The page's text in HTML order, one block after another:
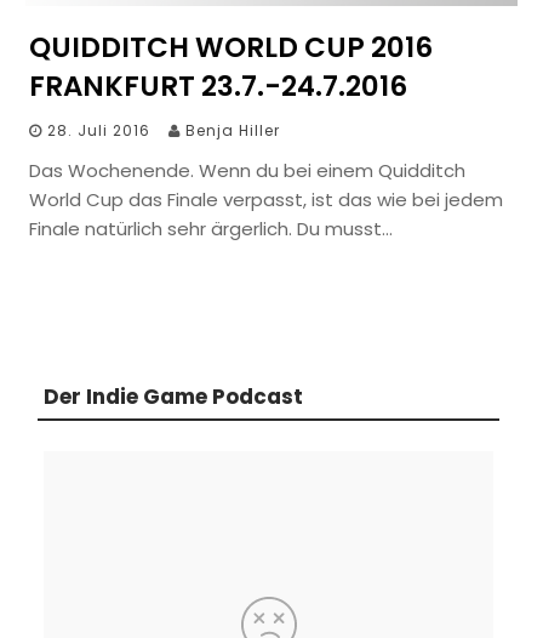
QUIDDITCH WORLD CUP 2016
FRANKFURT 23.7.-24.7.2016
28. Juli 2016 Benja Hiller
Das Wochenende. Wenn du bei einem Quidditch
World Cup das Finale verpasst, ist das wie bei jedem
Finale natürlich sehr ärgerlich. Du musst…
Der Indie Game Podcast